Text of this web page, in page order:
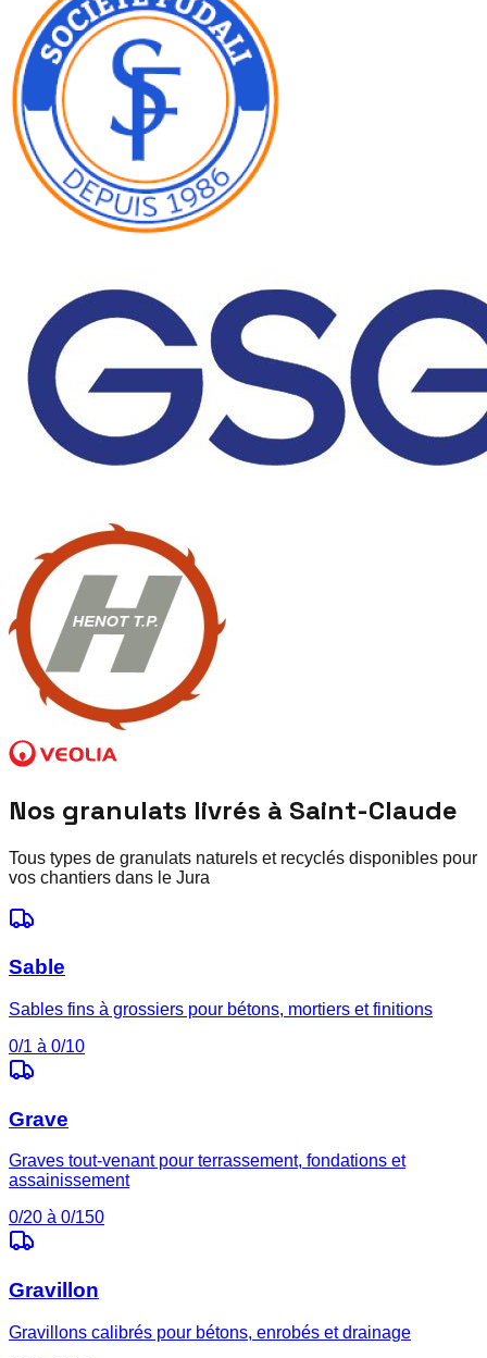
Nos granulats livrés à Saint-Claude
Tous types de granulats naturels et recyclés disponibles pour
vos chantiers dans le Jura
Sable
Sables fins à grossiers pour bétons, mortiers et finitions
0/1 à 0/10
Grave
Graves tout-venant pour terrassement, fondations et
assainissement
0/20 à 0/150
Gravillon
Gravillons calibrés pour bétons, enrobés et drainage